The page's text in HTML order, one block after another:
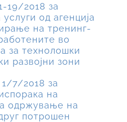
19/2018 за
од агенција
на тренинг-
во
за технолошки
развојни зони
1/7/2018 за
на
одржување на
потрошен